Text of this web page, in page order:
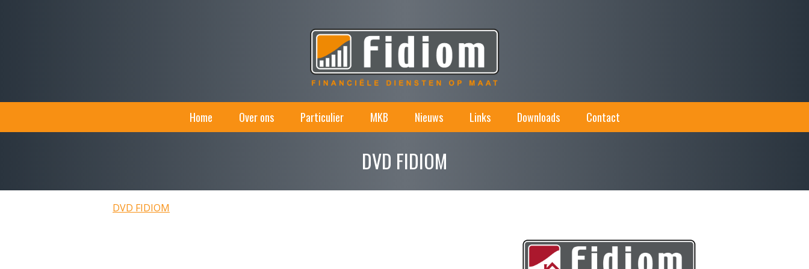
Home Over ons Particulier MKB Nieuws Links Downloads Contact
DVD FIDIOM
DVD FIDIOM